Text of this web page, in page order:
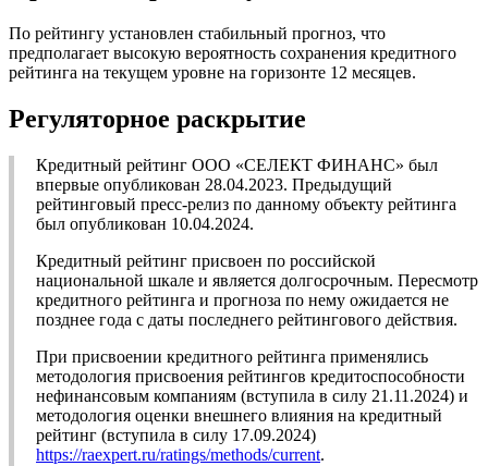
По рейтингу установлен стабильный прогноз, что
предполагает высокую вероятность сохранения кредитного
рейтинга на текущем уровне на горизонте 12 месяцев.
Регуляторное раскрытие
Кредитный рейтинг ООО «СЕЛЕКТ ФИНАНС» был
впервые опубликован 28.04.2023. Предыдущий
рейтинговый пресс-релиз по данному объекту рейтинга
был опубликован 10.04.2024.
Кредитный рейтинг присвоен по российской
национальной шкале и является долгосрочным. Пересмотр
кредитного рейтинга и прогноза по нему ожидается не
позднее года с даты последнего рейтингового действия.
При присвоении кредитного рейтинга применялись
методология присвоения рейтингов кредитоспособности
нефинансовым компаниям (вступила в силу 21.11.2024) и
методология оценки внешнего влияния на кредитный
рейтинг (вступила в силу 17.09.2024)
https://raexpert.ru/ratings/methods/current.